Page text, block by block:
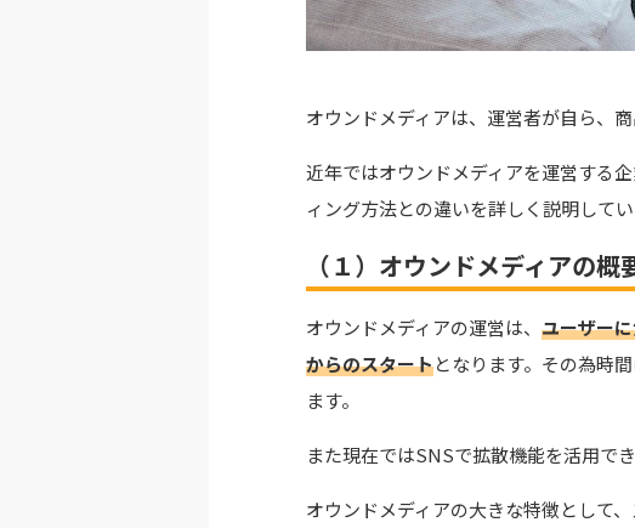
オウンドメディアは、運営者が自ら、
近年ではオウンドメディアを運営する
ィング方法との違いを詳しく説明してい
（１）オウンドメディアの概
オウンドメディアの運営は、 ユーザー
からのスタートとなります。その為時
ます。
また現在ではSNSで拡散機能を活用で
オウンドメディアの大きな特徴として